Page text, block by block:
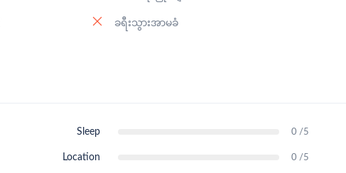
ခရီးသွားအာမခံ
Sleep 0 /5
Location 0 /5